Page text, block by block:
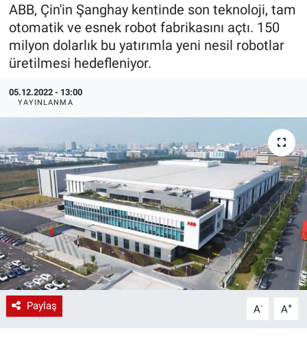
ABB, Çin'in Şanghay kentinde son teknoloji, tam
otomatik ve esnek robot fabrikasını açtı. 150
milyon dolarlık bu yatırımla yeni nesil robotlar
üretilmesi hedefleniyor.
05.12.2022 - 13:00
YAYINLANMA
Paylaş A- A+
HaberOrtak
EndüstriST
Endüstri 4.0 Uygulamaları
Ağır Sanayi Çözümleri